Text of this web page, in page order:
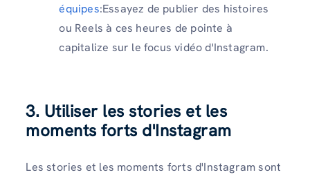
équipes:Essayez de publier des histoires
ou Reels à ces heures de pointe à
capitalize sur le focus vidéo d'Instagram.
3. Utiliser les stories et les
moments forts d'Instagram
Les stories et les moments forts d'Instagram sont